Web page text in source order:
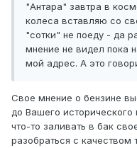
"Антара" завтра в
колеса вставляю со
"сотки" не поеду - да
мнение не видел пока
мой адрес. А это
Свое мнение о бензине
до Вашего
что-то заливать в бак
разобраться с качеством